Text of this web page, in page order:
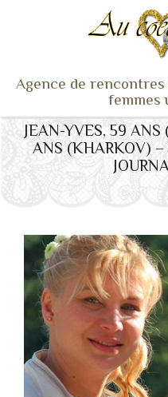
Agence de rencontres
femmes
NOS
VU
COACHING
NOTRE
JEAN-YVES, 59
ANS (KHARKOV) –